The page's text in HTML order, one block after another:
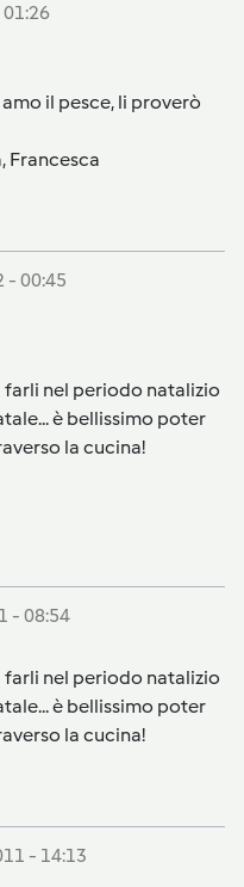
il pesce, li proverò
Francesca
- 00:45
farli nel periodo natalizio
è bellissimo poter
la cucina!
- 08:54
farli nel periodo natalizio
è bellissimo poter
la cucina!
- 14:13